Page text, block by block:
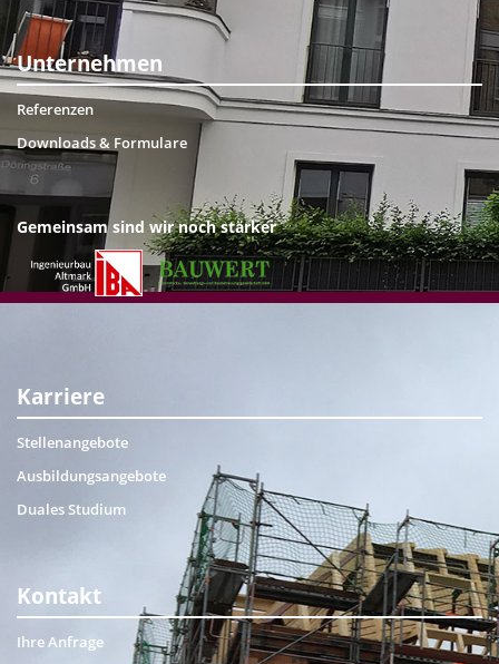
Unternehmen
Referenzen
Downloads & Formulare
Gemeinsam sind wir noch stärker
Karriere
Stellenangebote
Ausbildungsangebote
Duales Studium
Kontakt
Ihre Anfrage